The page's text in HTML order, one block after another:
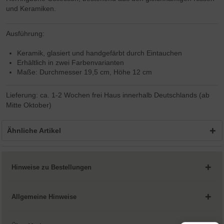
und Keramiken.
Ausführung:
Keramik, glasiert und handgefärbt durch Eintauchen
Erhältlich in zwei Farbenvarianten
Maße: Durchmesser 19,5 cm, Höhe 12 cm
Lieferung: ca. 1-2 Wochen frei Haus innerhalb Deutschlands (ab
Mitte Oktober)
Ähnliche Artikel
Hinweise zu Bestellungen
Allgemeine Hinweise